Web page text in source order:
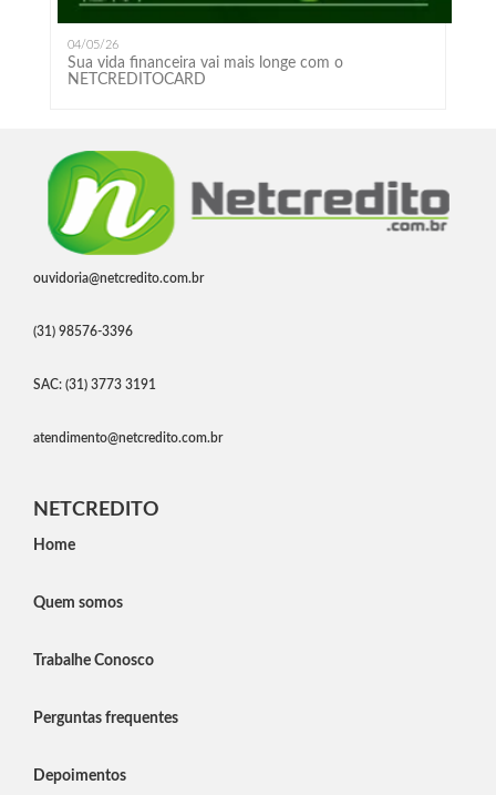
04/05/26
Sua vida financeira vai mais longe com o
NETCREDITOCARD
ouvidoria@netcredito.com.br
(31) 98576-3396
SAC: (31) 3773 3191
atendimento@netcredito.com.br
NETCREDITO
Home
Quem somos
Trabalhe Conosco
Perguntas frequentes
Depoimentos